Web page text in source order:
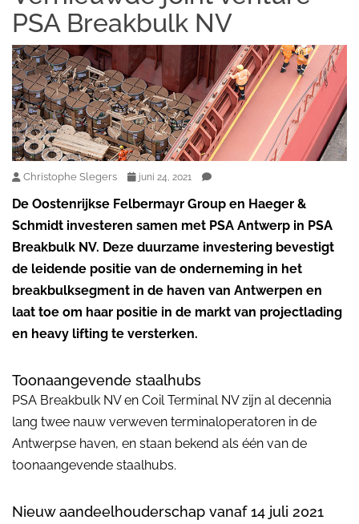
PSA Breakbulk NV
Christophe Slegers juni 24, 2021
De Oostenrijkse Felbermayr Group en Haeger &
Schmidt investeren samen met PSA Antwerp in PSA
Breakbulk NV. Deze duurzame investering bevestigt
de leidende positie van de onderneming in het
breakbulksegment in de haven van Antwerpen en
laat toe om haar positie in de markt van projectlading
en heavy lifting te versterken.
Toonaangevende staalhubs
PSA Breakbulk NV en Coil Terminal NV zijn al decennia
lang twee nauw verweven terminaloperatoren in de
Antwerpse haven, en staan bekend als één van de
toonaangevende staalhubs.
Nieuw aandeelhouderschap vanaf 14 juli 2021